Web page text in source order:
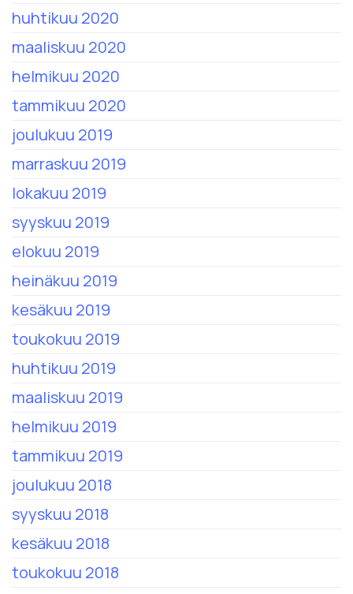
huhtikuu 2020
maaliskuu 2020
helmikuu 2020
tammikuu 2020
joulukuu 2019
marraskuu 2019
lokakuu 2019
syyskuu 2019
elokuu 2019
heinäkuu 2019
kesäkuu 2019
toukokuu 2019
huhtikuu 2019
maaliskuu 2019
helmikuu 2019
tammikuu 2019
joulukuu 2018
syyskuu 2018
kesäkuu 2018
toukokuu 2018